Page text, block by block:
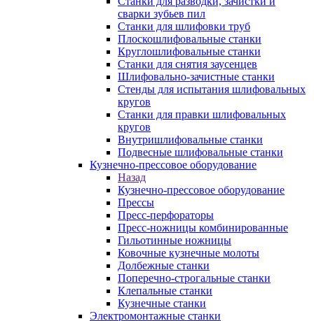
сварки зубьев пил
Станки для шлифовки труб
Плоскошлифовальные станки
Круглошлифовальные станки
Станки для снятия заусенцев
Шлифовально-зачистные станки
Стенды для испытания шлифовальных
кругов
Станки для правки шлифовальных
кругов
Внутришлифовальные станки
Подвесные шлифовальные станки
Кузнечно-прессовое оборудование
Назад
Кузнечно-прессовое оборудование
Прессы
Пресс-перфораторы
Пресс-ножницы комбинированные
Гильотинные ножницы
Ковочные кузнечные молоты
Долбежные станки
Поперечно-строгальные станки
Клепальные станки
Кузнечные станки
Электромонтажные станки